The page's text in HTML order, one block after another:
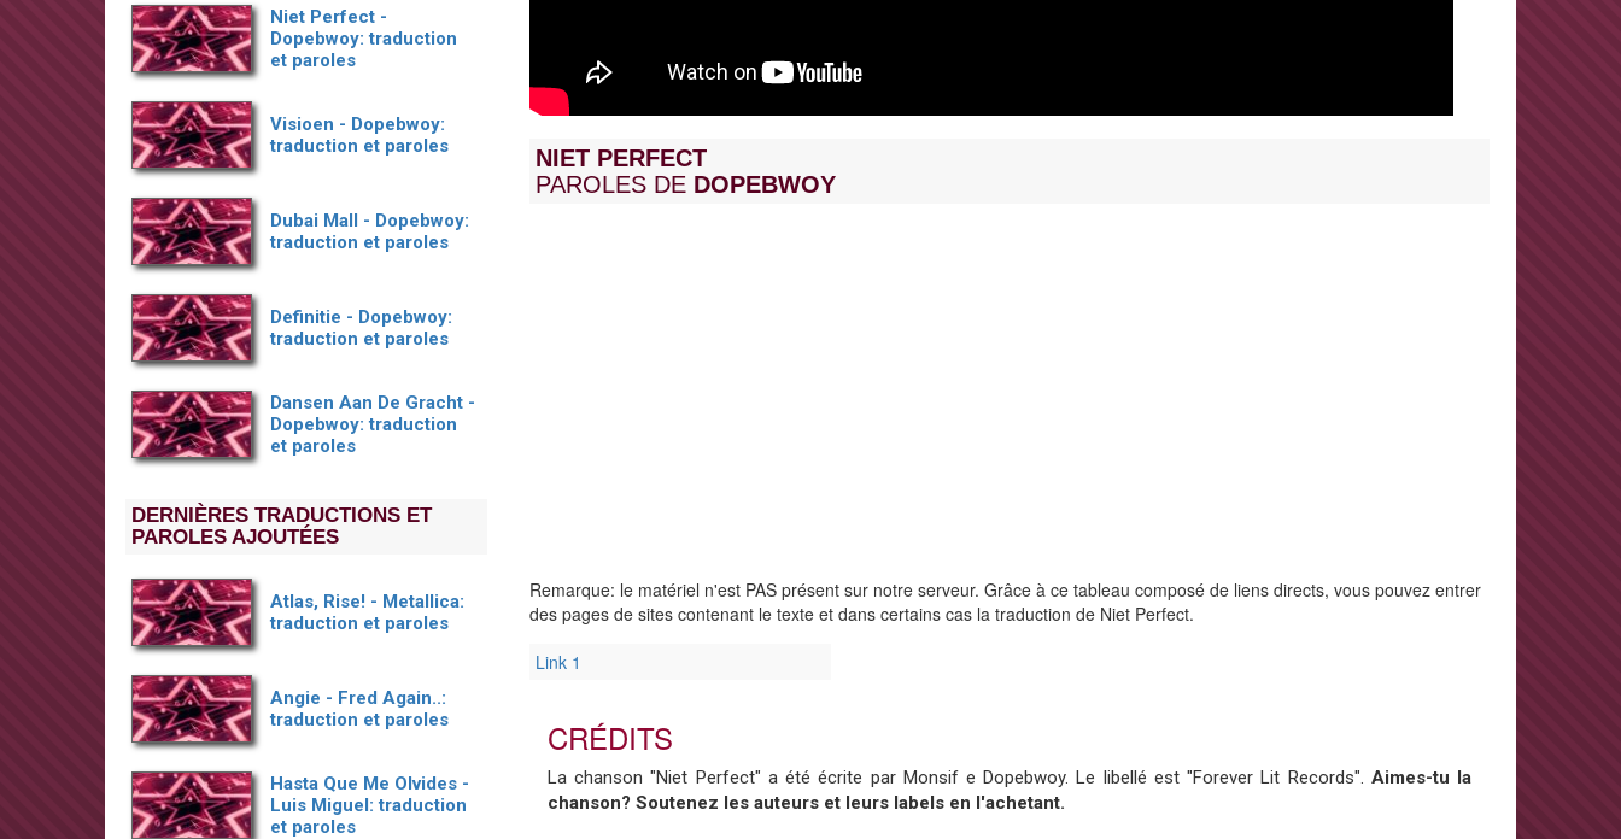
NIET PERFECT
PAROLES DE DOPEBWOY
Remarque: le matériel n'est PAS présent sur notre serveur. Grâce à ce tableau composé de liens directs, vous pouvez entrer
des pages de sites contenant le texte et dans certains cas la traduction de Niet Perfect.
Link 1
CRÉDITS
La chanson "Niet Perfect" a été écrite par Monsif e Dopebwoy. Le libellé est "Forever Lit Records". Aimes-tu la
chanson? Soutenez les auteurs et leurs labels en l'achetant.
Niet Perfect -
Dopebwoy: traduction
et paroles
Visioen - Dopebwoy:
traduction et paroles
Dubai Mall - Dopebwoy:
traduction et paroles
Definitie - Dopebwoy:
traduction et paroles
Dansen Aan De Gracht -
Dopebwoy: traduction
et paroles
DERNIÈRES TRADUCTIONS ET
PAROLES AJOUTÉES
Atlas, Rise! - Metallica:
traduction et paroles
Angie - Fred Again..:
traduction et paroles
Hasta Que Me Olvides -
Luis Miguel: traduction
et paroles